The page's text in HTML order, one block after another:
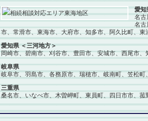
愛知
名古
名古
市、常滑市、東海市、大府市、知多市、阿久比町、
愛知県 ＜三河地方＞
岡崎市、碧南市、刈谷市、豊田市、安城市、西尾市
岐阜県
岐阜市、羽島市、各務原市、瑞穂市、岐南町、笠松
三重県
桑名市、いなべ市、木曽岬町、東員町、四日市市、